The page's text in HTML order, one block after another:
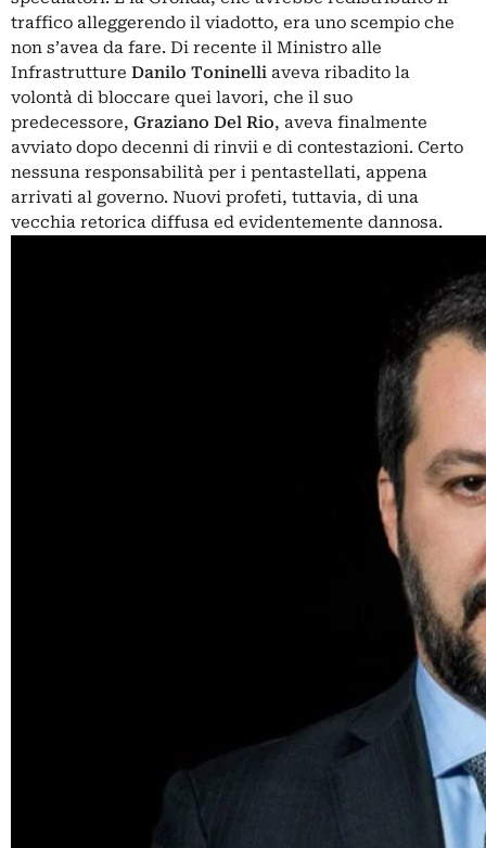
traffico alleggerendo il viadotto, era uno scempio che
non s’avea da fare. Di recente il Ministro alle
Infrastrutture Danilo Toninelli aveva ribadito la
volontà di bloccare quei lavori, che il suo
predecessore, Graziano Del Rio, aveva finalmente
avviato dopo decenni di rinvii e di contestazioni. Certo
nessuna responsabilità per i pentastellati, appena
arrivati al governo. Nuovi profeti, tuttavia, di una
vecchia retorica diffusa ed evidentemente dannosa.